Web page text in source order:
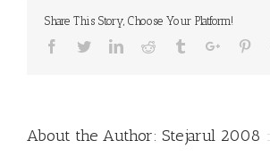
Share This Story, Choose Your Platform!
Facebook
TwitterLinkedinReddit TumblrGoogle+
About the Author: Stejarul 2008